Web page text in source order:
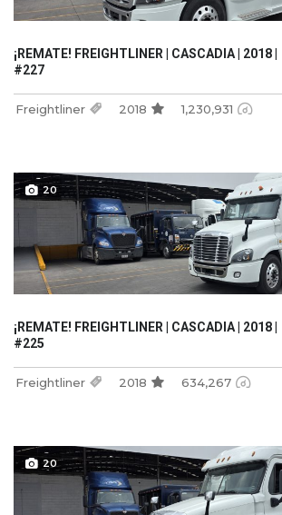
¡REMATE! FREIGHTLINER | CASCADIA | 2018 |
#227
Freightliner 2018 1,230,931
20
¡REMATE! FREIGHTLINER | CASCADIA | 2018 |
#225
Freightliner 2018 634,267
20